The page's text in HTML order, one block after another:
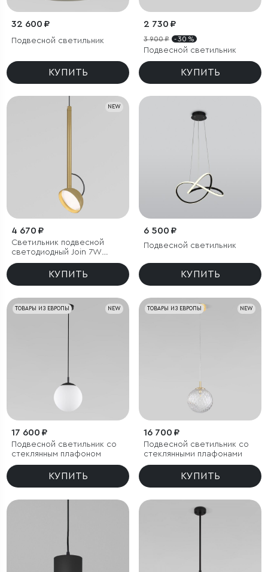
32 600 ₽
Подвесной светильник
КУПИТЬ
2 730 ₽
3 900 ₽ - 30 %
Подвесной светильник
КУПИТЬ
NEW
4 670 ₽
Светильник подвесной
светодиодный Join 7W
4000K латунь
КУПИТЬ
6 500 ₽
Подвесной светильник
КУПИТЬ
NEW
ТОВАРЫ ИЗ ЕВРОПЫ
17 600 ₽
Подвесной светильник со
стеклянным плафоном
КУПИТЬ
NEW
ТОВАРЫ ИЗ ЕВРОПЫ
16 700 ₽
Подвесной светильник со
стеклянными плафонами
КУПИТЬ